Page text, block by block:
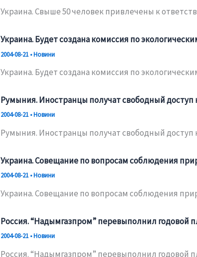
Украина. Свыше 50 человек привлечены к
Украина. Будет создана комиссия по
2004-08-21•Новини
Украина. Будет создана комиссия по
Румыния. Иностранцы получат свободный
2004-08-21•Новини
Румыния. Иностранцы получат свободный
Украина. Совещание по вопросам соблюдения
2004-08-21•Новини
Украина. Совещание по вопросам соблюдения
Россия. “Надымгазпром” перевыполнил годовой
2004-08-21•Новини
Россия. “Надымгазпром” перевыполнил годовой